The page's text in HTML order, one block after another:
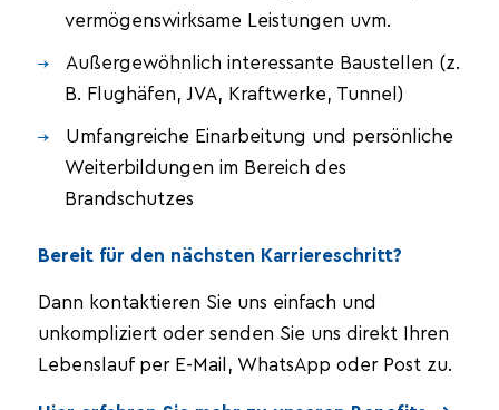
vermögenswirksame Leistungen uvm.
Außergewöhnlich interessante Baustellen (z.
B. Flughäfen, JVA, Kraftwerke, Tunnel)
Umfangreiche Einarbeitung und persönliche
Weiterbildungen im Bereich des
Brandschutzes
Bereit für den nächsten Karriereschritt?
Dann kontaktieren Sie uns einfach und
unkompliziert oder senden Sie uns direkt Ihren
Lebenslauf per E-Mail, WhatsApp oder Post zu.